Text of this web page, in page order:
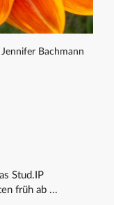
Bachmann
Stud.IP
früh ab ...